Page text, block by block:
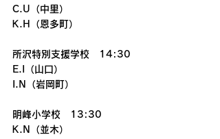
C.U（中里）
K.H（恩多町）
所沢特別支援学校　14:30
E.I（山口）
I.N（岩岡町）
明峰小学校　13:30
K.N（並木）